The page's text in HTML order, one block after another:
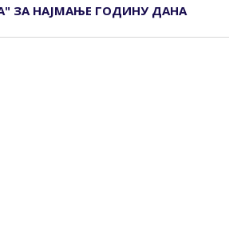
ЗА НАЈМАЊЕ ГОДИНУ ДАНА